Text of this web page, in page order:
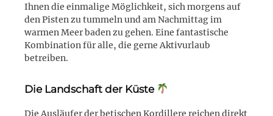
Ihnen die einmalige Möglichkeit, sich morgens auf
den Pisten zu tummeln und am Nachmittag im
warmen Meer baden zu gehen. Eine fantastische
Kombination für alle, die gerne Aktivurlaub
betreiben.
Die Landschaft der Küste
Die Ausläufer der betischen Kordillere reichen direkt